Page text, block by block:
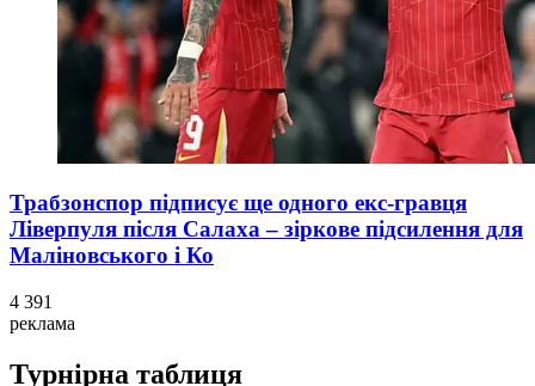
Трабзонспор підписує ще одного екс-гравця
Ліверпуля після Салаха – зіркове підсилення для
Маліновського і Ко
4 391
реклама
Турнірна таблиця